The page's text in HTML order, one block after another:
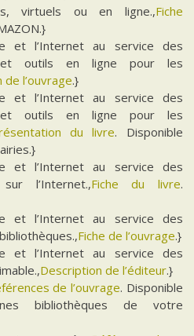
virtuels ou en ligne.,Fiche
et l’Internet au service des
et outils en ligne pour les
l’ouvrage.}
et l’Internet au service des
et outils en ligne pour les
du livre. Disponible
et l’Internet au service des
l’Internet.,Fiche du livre.
et l’Internet au service des
Fiche de l’ouvrage.}
et l’Internet au service des
Description de l’éditeur.}
de l’ouvrage. Disponible
bibliothèques de votre